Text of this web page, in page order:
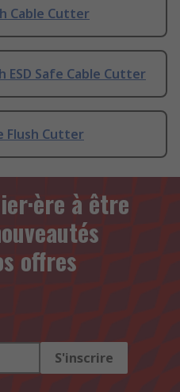
Cable Cutter
ESD Safe Cable Cutter
Flush Cutter
à être
offres
S'inscrire